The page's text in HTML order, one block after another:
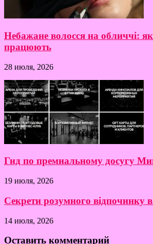
Небажане волосся на обличчі:
працюють
28 июля, 2026
Гид по премиальному досугу
19 июля, 2026
Секрети розумного відпочинку
14 июля, 2026
Оставить комментарий